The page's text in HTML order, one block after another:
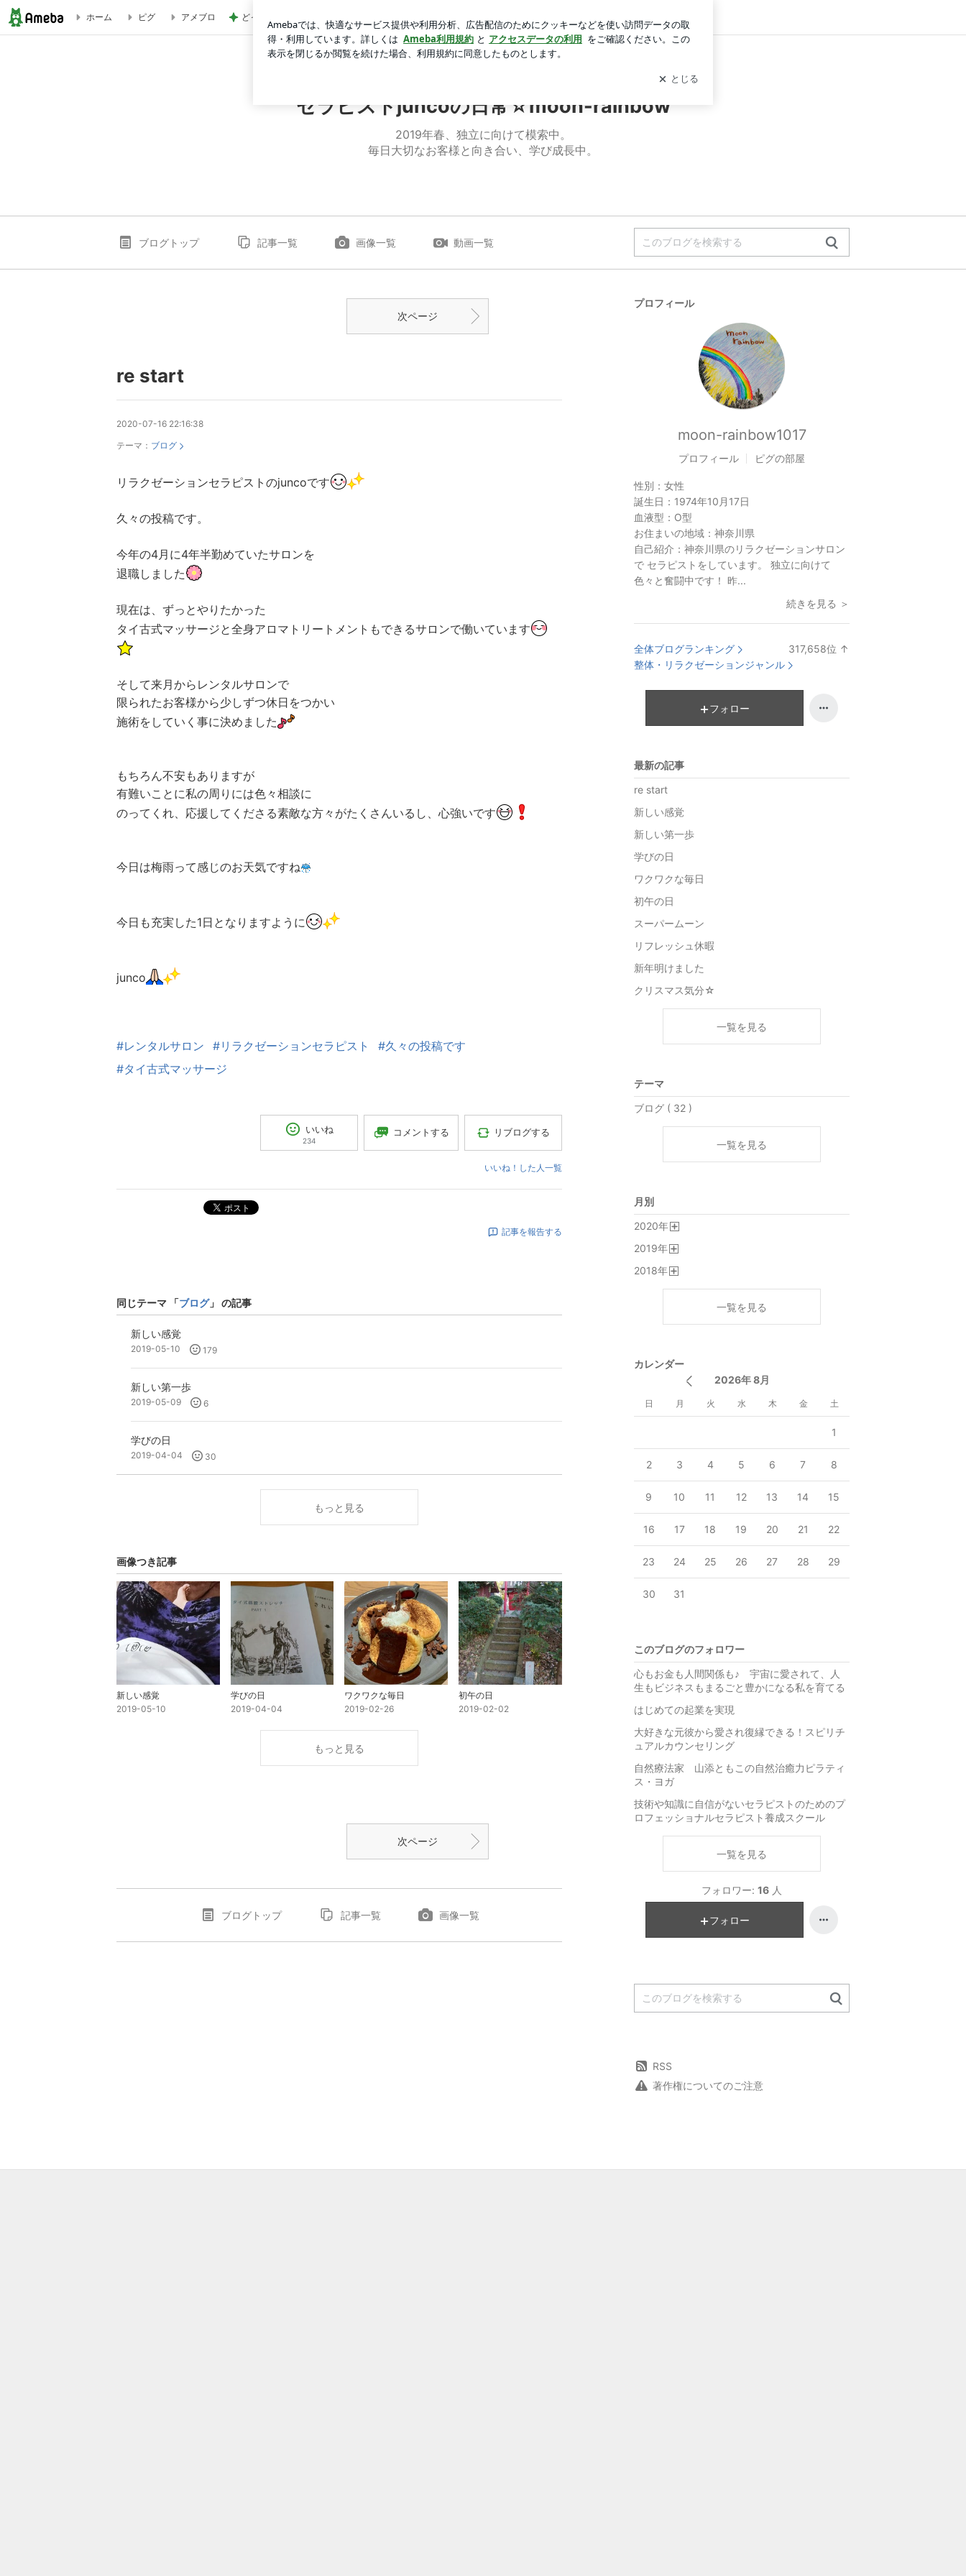
ホーム ピグ アメブロ どっちが本当のマザコンか言った妻 ログイン
セラピストjuncoの日常☆moon-rainbow
2019年春、独立に向けて模索中。
毎日大切なお客様と向き合い、学び成長中。
ブログトップ 記事一覧 画像一覧 動画一覧
次ページ
re start
2020-07-16 22:16:38
テーマ： ブログ
リラクゼーションセラピストのjuncoです
久々の投稿です。
今年の4月に4年半勤めていたサロンを
退職しました
現在は、ずっとやりたかった
タイ古式マッサージと全身アロマトリートメントもできるサロンで働いています
そして来月からレンタルサロンで
限られたお客様から少しずつ休日をつかい
施術をしていく事に決めました
もちろん不安もありますが
有難いことに私の周りには色々相談に
のってくれ、応援してくださる素敵な方々がたくさんいるし、心強いです
今日は梅雨って感じのお天気ですね
今日も充実した1日となりますように
junco
#レンタルサロン #リラクゼーションセラピスト
#久々の投稿です
#タイ古式マッサージ
いいね
234
コメントする リブログする
いいね！した人一覧
ポスト
記事を報告する
同じテーマ 「ブログ」 の記事
新しい感覚
2019-05-10 179
新しい第一歩
2019-05-09 6
学びの日
2019-04-04 30
もっと見る
画像つき記事
新しい感覚
2019-05-10
学びの日
2019-04-04
ワクワクな毎日
2019-02-26
初午の日
2019-02-02
もっと見る
次ページ
ブログトップ 記事一覧 画像一覧
プロフィール
moon-rainbow1017
プロフィール ピグの部屋
性別： 女性
誕生日： 1974年10月17日
血液型： O型
お住まいの地域： 神奈川県
自己紹介： 神奈川県のリラクゼーションサロン
で セラピストをしています。 独立に向けて
色々と奮闘中です！ 昨...
続きを見る ＞
全体ブログランキング 317,658位 ↑
整体・リラクゼーションジャンル
フォロー
最新の記事
re start
新しい感覚
新しい第一歩
学びの日
ワクワクな毎日
初午の日
スーパームーン
リフレッシュ休暇
新年明けました
クリスマス気分☆
一覧を見る
テーマ
ブログ ( 32 )
一覧を見る
月別
2020年
2019年
2018年
一覧を見る
カレンダー
2026年 8月
日 月 火 水 木 金 土
1
2 3 4 5 6 7 8
9 10 11 12 13 14 15
16 17 18 19 20 21 22
23 24 25 26 27 28 29
30 31
このブログのフォロワー
心もお金も人間関係も♪ 宇宙に愛されて、人
生もビジネスもまるごと豊かになる私を育てる
はじめての起業を実現
大好きな元彼から愛され復縁できる！スピリチ
ュアルカウンセリング
自然療法家 山添ともこの自然治癒力ピラティ
ス・ヨガ
技術や知識に自信がないセラピストのためのプ
ロフェッショナルセラピスト養成スクール
一覧を見る
フォロワー: 16 人
フォロー
RSS
著作権についてのご注意